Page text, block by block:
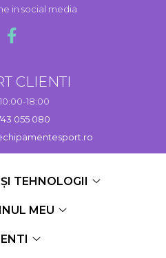
in social media
CLIENTI
18:00
055 080
TEHNOLOGII
MEU